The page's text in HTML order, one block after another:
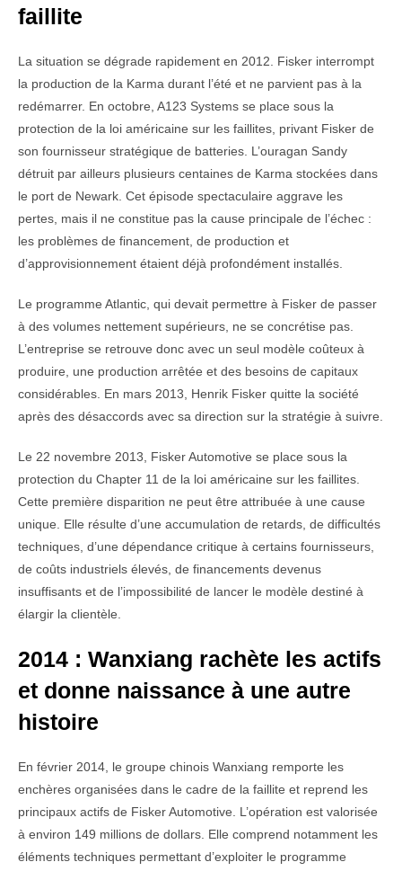
faillite
La situation se dégrade rapidement en 2012. Fisker interrompt
la production de la Karma durant l’été et ne parvient pas à la
redémarrer. En octobre, A123 Systems se place sous la
protection de la loi américaine sur les faillites, privant Fisker de
son fournisseur stratégique de batteries. L’ouragan Sandy
détruit par ailleurs plusieurs centaines de Karma stockées dans
le port de Newark. Cet épisode spectaculaire aggrave les
pertes, mais il ne constitue pas la cause principale de l’échec :
les problèmes de financement, de production et
d’approvisionnement étaient déjà profondément installés.
Le programme Atlantic, qui devait permettre à Fisker de passer
à des volumes nettement supérieurs, ne se concrétise pas.
L’entreprise se retrouve donc avec un seul modèle coûteux à
produire, une production arrêtée et des besoins de capitaux
considérables. En mars 2013, Henrik Fisker quitte la société
après des désaccords avec sa direction sur la stratégie à suivre.
Le 22 novembre 2013, Fisker Automotive se place sous la
protection du Chapter 11 de la loi américaine sur les faillites.
Cette première disparition ne peut être attribuée à une cause
unique. Elle résulte d’une accumulation de retards, de difficultés
techniques, d’une dépendance critique à certains fournisseurs,
de coûts industriels élevés, de financements devenus
insuffisants et de l’impossibilité de lancer le modèle destiné à
élargir la clientèle.
2014 : Wanxiang rachète les actifs
et donne naissance à une autre
histoire
En février 2014, le groupe chinois Wanxiang remporte les
enchères organisées dans le cadre de la faillite et reprend les
principaux actifs de Fisker Automotive. L’opération est valorisée
à environ 149 millions de dollars. Elle comprend notamment les
éléments techniques permettant d’exploiter le programme